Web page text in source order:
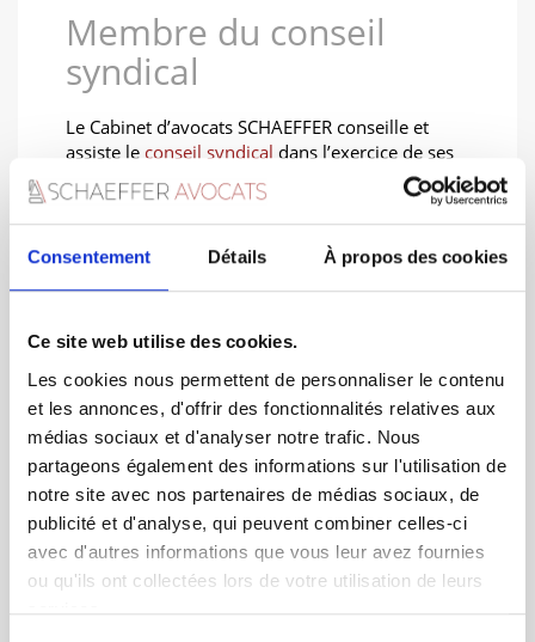
Consentement Détails À propos des cookies
Ce site web utilise des cookies.
Les cookies nous permettent de personnaliser le contenu
et les annonces, d'offrir des fonctionnalités relatives aux
médias sociaux et d'analyser notre trafic. Nous
partageons également des informations sur l'utilisation de
notre site avec nos partenaires de médias sociaux, de
publicité et d'analyse, qui peuvent combiner celles-ci
avec d'autres informations que vous leur avez fournies
ou qu'ils ont collectées lors de votre utilisation de leurs
services.
Membre du conseil
syndical
Le Cabinet d’avocats SCHAEFFER conseille et
assiste le conseil syndical dans l’exercice de ses
fonctions sur tous les problèmes de copropriété.
L’article 27 du décret du 17 mars 1967 permet
de se faire conseiller et
assister par un avocat.
Syndicat des copropriétaires, et doit être réglée
par le syndic.
Lecabinet d’avocats SCHAEFFERpeut donc
vous conseillez sur toutes les questions de
copropriété et vous assistez dans toutes vos
démarches si vous le décidez.
Vous pouvez aussi décider de prendre le
cabinet d’avocats SCHAEFFERcomme avocat
de la copropriété.
Le conseil syndical travaille alors en